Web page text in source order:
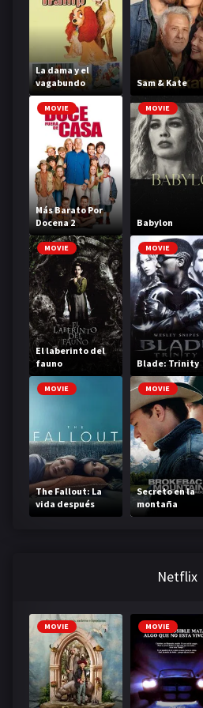
La dama y el
vagabundo
Sam & Kate
MOVIE
Más Barato Por
Docena 2
MOVIE
Babylon
MOVIE
El laberinto del
fauno
MOVIE
Blade: Trinity
MOVIE
The Fallout: La
vida después
MOVIE
Secreto en la
montaña
Netflix
MOVIE MOVIE